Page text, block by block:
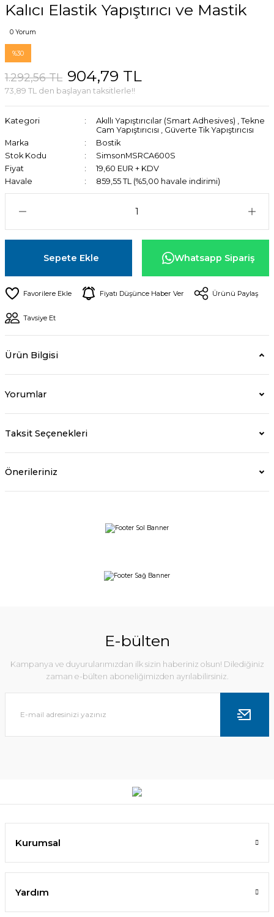
Kalıcı Elastik Yapıştırıcı ve Mastik
0 Yorum
%30
1.292,56 TL 904,79 TL
73,89 TL den başlayan taksitlerle!!
Kategori Akıllı Yapıştırıcılar (Smart Adhesives) , Tekne
Cam Yapıştırıcısı , Güverte Tik Yapıştırıcısı
Marka
Bostik
Stok Kodu
SimsonMSRCA600S
Fiyat
19,60 EUR + KDV
Havale
859,55 TL (%5,00 havale indirimi)
Sepete Ekle Whatsapp Sipariş
Fiyatı Düşünce Haber Ver Ürünü Paylaş
Tavsiye Et
Ürün Bilgisi
Yorumlar
Taksit Seçenekleri
Önerileriniz
E-bülten
Kampanya ve duyurularımızdan ilk sizin haberiniz olsun! Dilediğiniz
zaman e-bülten aboneliğimizden ayrılabilirsiniz.
Kurumsal
Yardım